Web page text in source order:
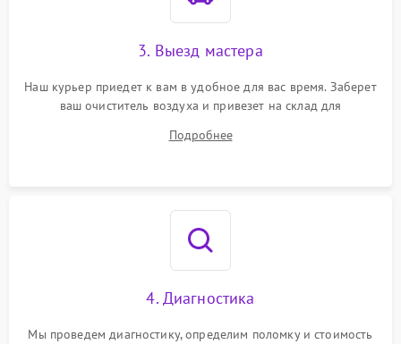
3. Выезд мастера
Наш курьер приедет к вам в удобное для вас время. Заберет
ваш очиститель воздуха и привезет на склад для
Подробнее
4. Диагностика
Мы проведем диагностику, определим поломку и стоимость